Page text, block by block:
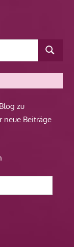
zu
neue Beiträge